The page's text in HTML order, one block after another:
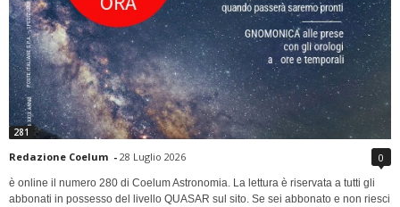
281
Redazione Coelum - 28 Luglio 2026 0
è online il numero 280 di Coelum Astronomia. La lettura è riservata a tutti gli
abbonati in possesso del livello QUASAR sul sito. Se sei abbonato e non riesci